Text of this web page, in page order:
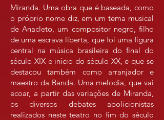
Miranda. Uma obra que é baseada, como
o próprio nome diz, em um tema musical
de Anacleto, um compositor negro, filho
de uma escrava liberta, que foi uma figura
central na música brasileira do final do
século XIX e início do século XX, e que se
destacou também como arranjador e
maestro da Banda. Uma melodia, que vai
ecoar, a partir das variações de Miranda,
os diversos debates abolicionistas
realizados neste teatro no fim do século